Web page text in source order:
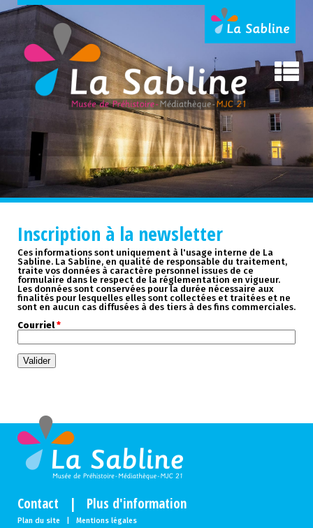
Inscription à la newsletter
Ces informations sont uniquement à l'usage interne de La
Sabline. La Sabline, en qualité de responsable du traitement,
traite vos données à caractère personnel issues de ce
formulaire dans le respect de la réglementation en vigueur.
Les données sont conservées pour la durée nécessaire aux
finalités pour lesquelles elles sont collectées et traitées et ne
sont en aucun cas diffusées à des tiers à des fins commerciales.
Courriel*
Contact | Plus d'information
Plan du site Mentions légales